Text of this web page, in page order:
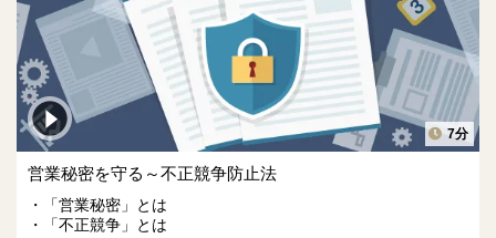
7分
営業秘密を守る～不正競争防止法
「営業秘密」とは
「不正競争」とは